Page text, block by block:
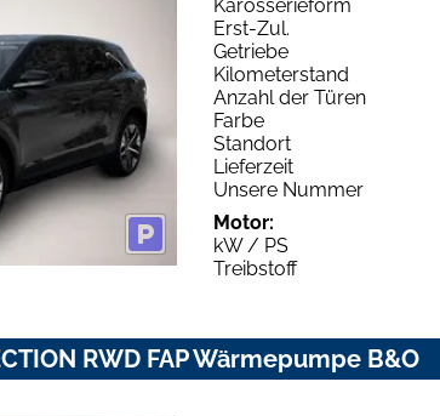
Karosserieform
Erst-Zul.
Getriebe
Kilometerstand
Anzahl der Türen
Farbe
Standort
Lieferzeit
Unsere Nummer
Motor:
kW / PS
Treibstoff
RWD FAP Wärmepumpe B&O